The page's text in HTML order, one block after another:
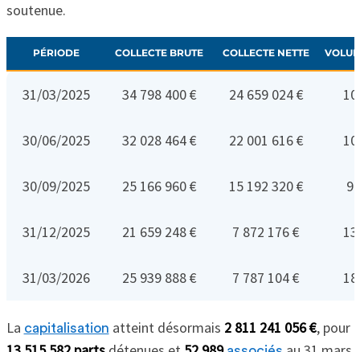
soutenue.
PÉRIODE COLLECTE BRUTE COLLECTE NETTE
31/03/2025 34 798 400 € 24 659 024 €
30/06/2025 32 028 464 € 22 001 616 €
30/09/2025 25 166 960 € 15 192 320 € 9
31/12/2025 21 659 248 € 7 872 176 €
31/03/2026 25 939 888 € 7 787 104 €
La capitalisation atteint désormais 2 811 241 056 €, pour